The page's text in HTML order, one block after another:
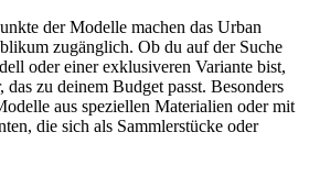
der Modelle machen das Urban
zugänglich. Ob du auf der Suche
oder einer exklusiveren Variante bist,
zu deinem Budget passt. Besonders
aus speziellen Materialien oder mit
die sich als Sammlerstücke oder